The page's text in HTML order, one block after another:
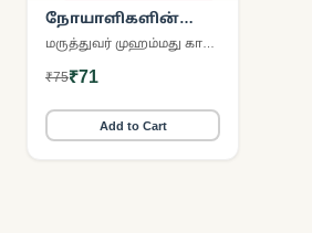
நோயாளிகளின்
உரிமைகள்
₹75₹71
Add to Cart